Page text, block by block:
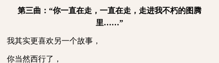
第三曲：“你一直在走，一直在走，走进我不朽的图腾
里……”
我其实更喜欢另一个故事，
你当然西行了，